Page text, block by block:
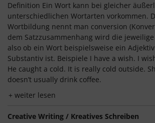
Definition Ein Wort kann bei gleicher
unterschiedlichen Wortarten vorkommen.
Wortbildung nennt man conversion
dem Satzzusammenhang wird die
also ob ein Wort beispielsweise ein
Substantiv ist. Beispiele I have a wish. I
He caught a cold. It is really cold outside.
doesn’t usually drink coffee.
weiter lesen
Creative Writing / Kreatives Schreiben